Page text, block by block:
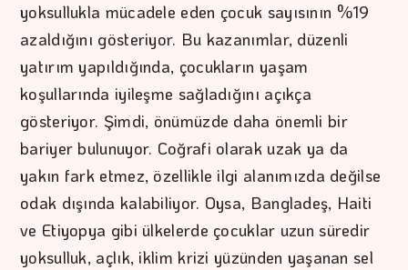
yoksullukla mücadele eden çocuk sayısının %19
azaldığını gösteriyor. Bu kazanımlar, düzenli
yatırım yapıldığında, çocukların yaşam
koşullarında iyileşme sağladığını açıkça
gösteriyor. Şimdi, önümüzde daha önemli bir
bariyer bulunuyor. Coğrafi olarak uzak ya da
yakın fark etmez, özellikle ilgi alanımızda değilse
odak dışında kalabiliyor. Oysa, Bangladeş, Haiti
ve Etiyopya gibi ülkelerde çocuklar uzun süredir
yoksulluk, açlık, iklim krizi yüzünden yaşanan sel